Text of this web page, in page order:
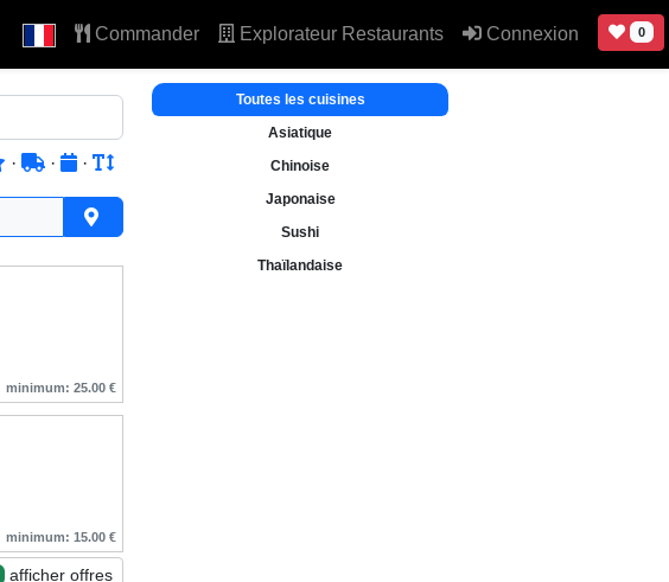
Commander Explorateur Restaurants Connexion 0
· · ·
minimum: 25.00 €
minimum: 15.00 €
afficher offres
Toutes les cuisines
Asiatique
Chinoise
Japonaise
Sushi
Thaïlandaise